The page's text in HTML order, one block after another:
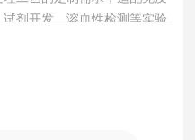
剂开发、溶血性检测等实验
效交付的核心优势，所有产品
量检测。